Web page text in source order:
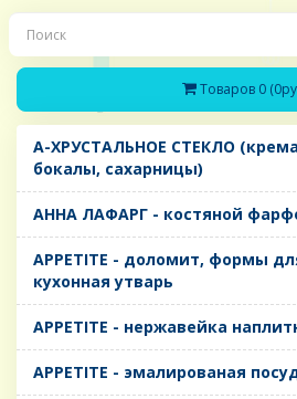
Товаров 0
A-ХРУСТАЛЬНОЕ СТЕКЛО
бокалы, сахарницы)
AHHA ЛАФАРГ - костяной
APPETITE - доломит, формы
кухонная утварь
APPETITE - нержавейка
APPETITE - эмалированая